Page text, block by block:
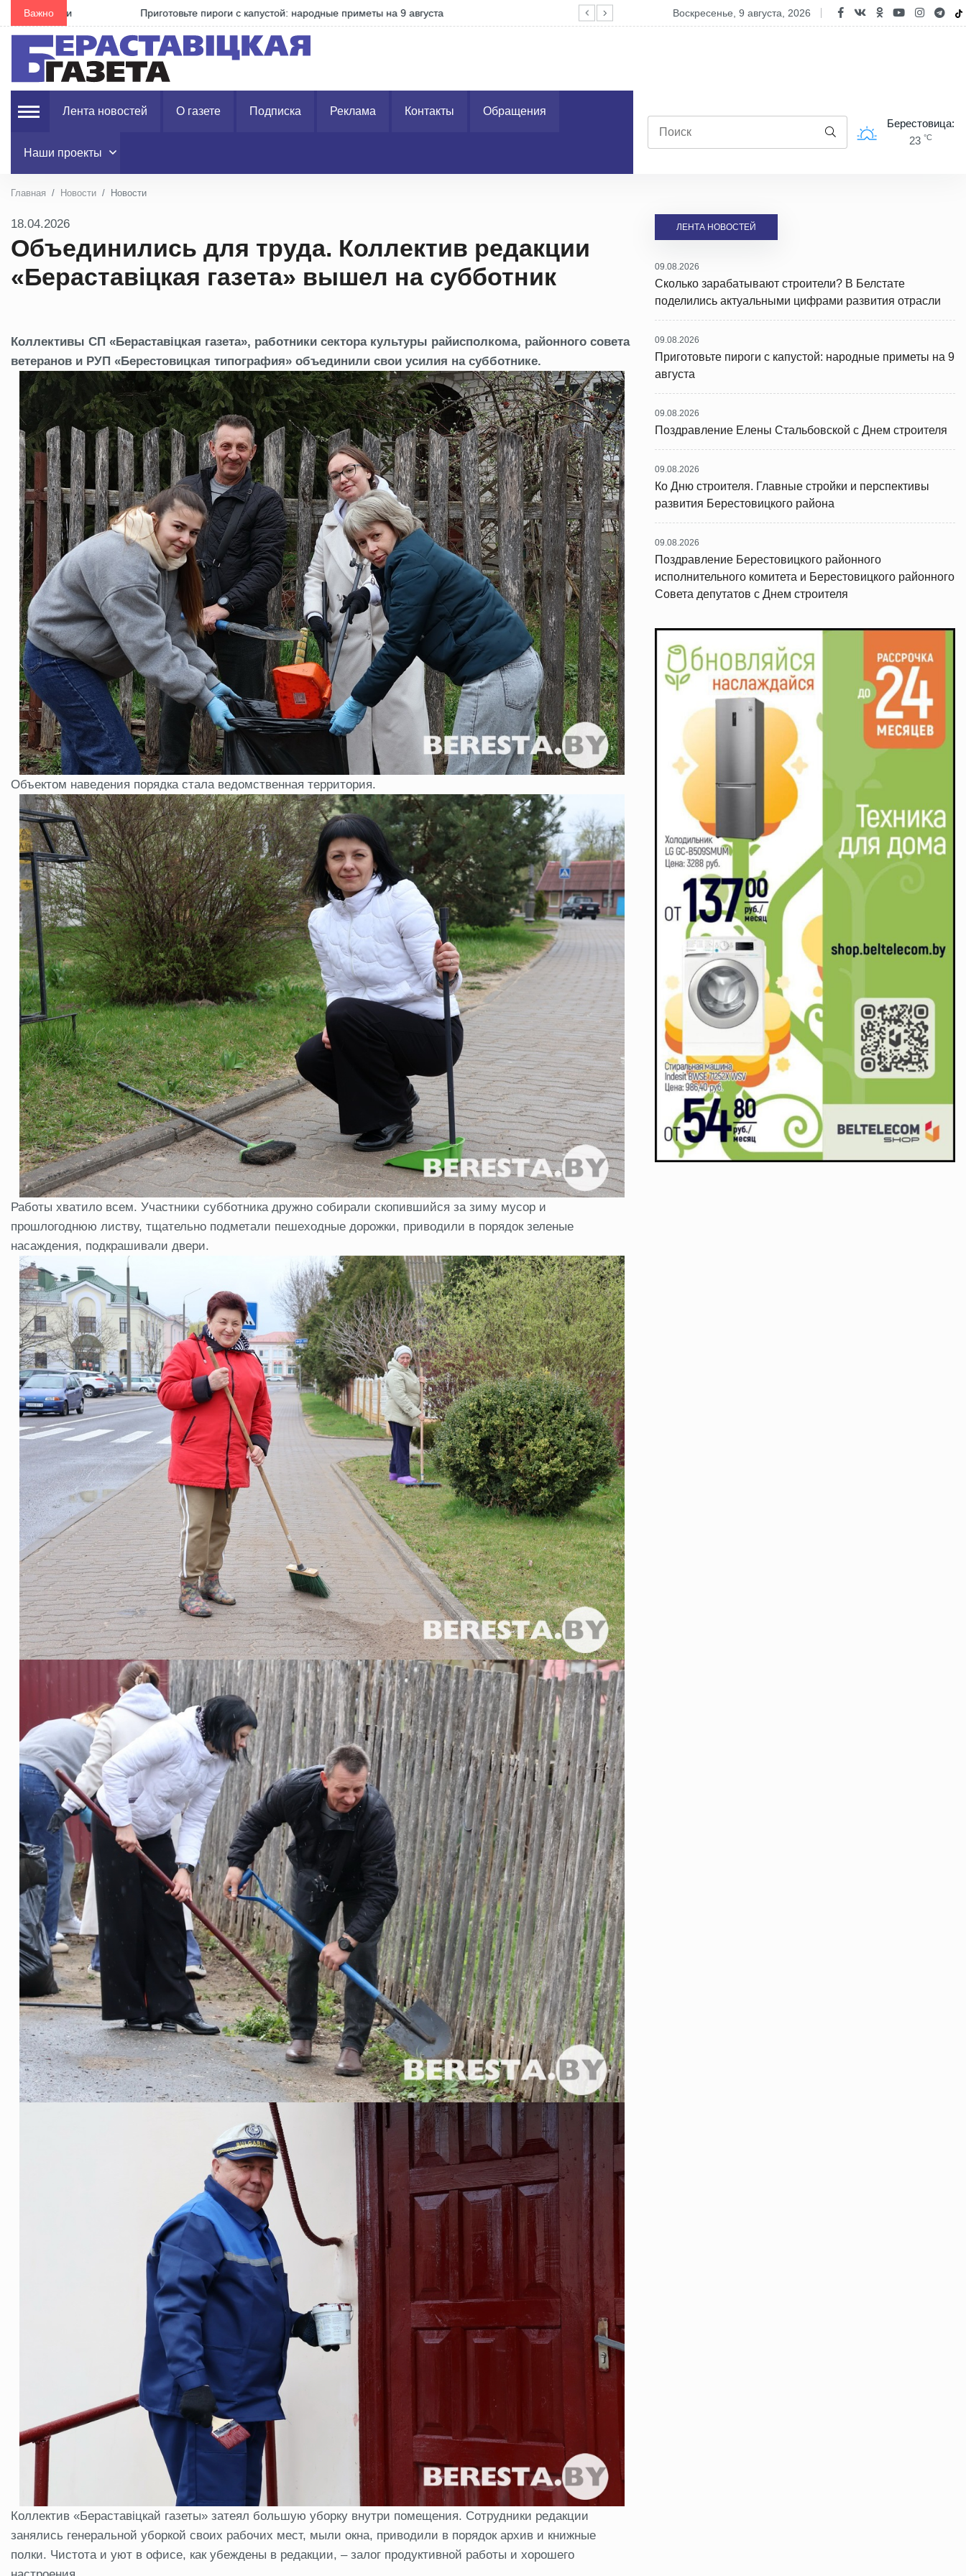
Важно Приготовьте пироги с капустой: народные приметы на 9 августа Поздравление Елены Стальбовской с Днем строителя
воскресенье, 9 августа, 2026
Лента новостей О газете Подписка Реклама Контакты Обращения
Наши проекты
Берестовица:
23 °C
Главная Новости Новости
18.04.2026
Объединились для труда. Коллектив редакции
«Бераставіцкая газета» вышел на субботник
Коллективы СП «Бераставіцкая газета», работники сектора культуры райисполкома, районного совета
ветеранов и РУП «Берестовицкая типография» объединили свои усилия на субботнике.
Объектом наведения порядка стала ведомственная территория.
Работы хватило всем. Участники субботника дружно собирали скопившийся за зиму мусор и
прошлогоднюю листву, тщательно подметали пешеходные дорожки, приводили в порядок зеленые
насаждения, подкрашивали двери.
Коллектив «Бераставіцкай газеты» затеял большую уборку внутри помещения. Сотрудники редакции
занялись генеральной уборкой своих рабочих мест, мыли окна, приводили в порядок архив и книжные
полки. Чистота и уют в офисе, как убеждены в редакции, – залог продуктивной работы и хорошего
ЛЕНТА НОВОСТЕЙ
09.08.2026
Сколько зарабатывают строители? В Белстате
поделились актуальными цифрами развития отрасли
09.08.2026
Приготовьте пироги с капустой: народные приметы на 9
августа
09.08.2026
Поздравление Елены Стальбовской с Днем строителя
09.08.2026
Ко Дню строителя. Главные стройки и перспективы
развития Берестовицкого района
09.08.2026
Поздравление Берестовицкого районного
исполнительного комитета и Берестовицкого районного
Совета депутатов с Днем строителя